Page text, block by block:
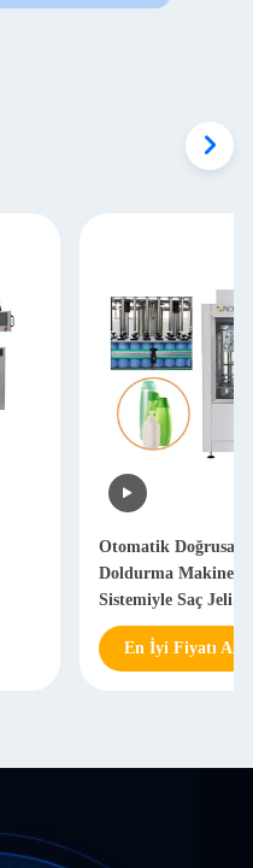
Otomatik Doğrusal
Doldurma Makinesi
Sistemiyle Saç Jeli
En İyi Fiyatı Alın